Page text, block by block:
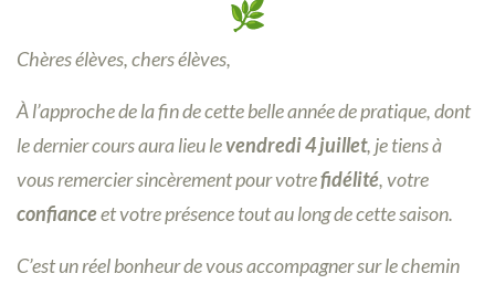
Chères élèves, chers élèves,
À l’approche de la fin de cette belle année de pratique, dont
le dernier cours aura lieu levendredi 4 juillet, je tiens à
vous remercier sincèrement pour votrefidélité, votre
confianceet votre présence tout au long de cette saison.
C’est un réel bonheur de vous accompagner sur le chemin